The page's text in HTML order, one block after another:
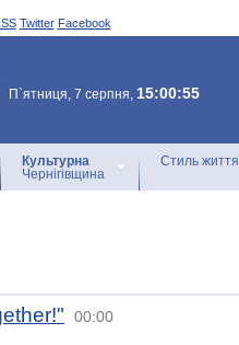
Twitter Facebook
П`ятниця, 7 серпня, 15:00:55
Культурна
Чернігівщина
Стиль життя
00:00